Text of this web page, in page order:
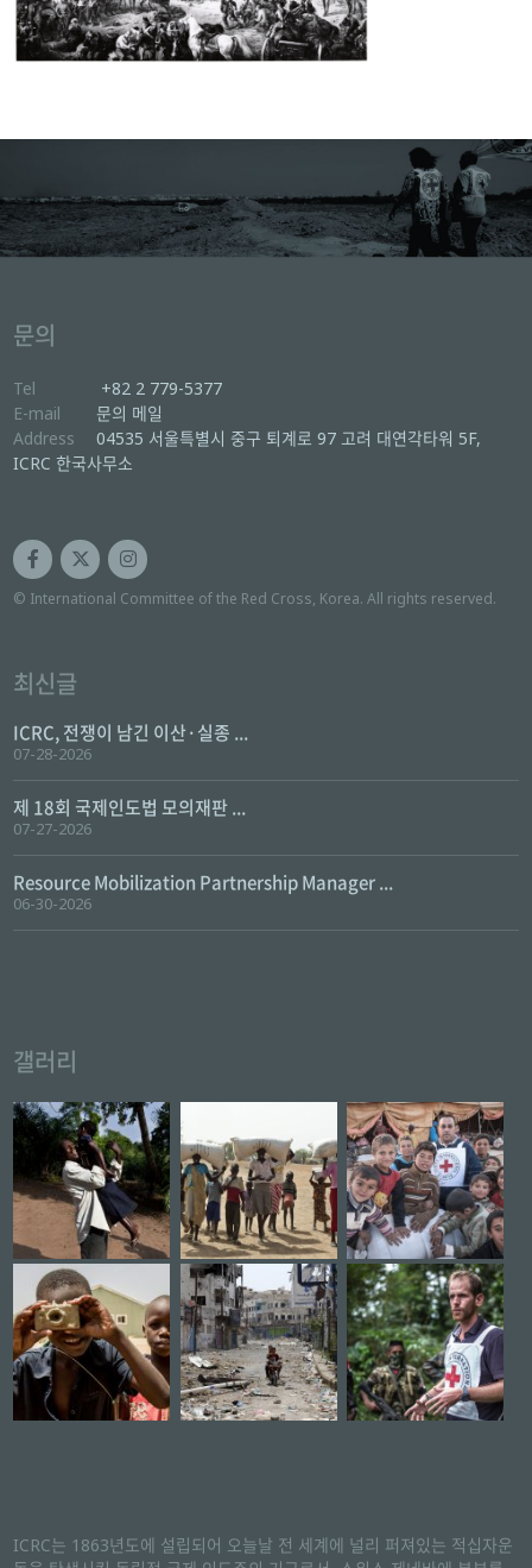
문의
Tel
+82 2 779-5377
E-mail
문의 메일
Address
04535 서울특별시 중구 퇴계로 97 고려 대연각타워 5F,
ICRC 한국사무소
© International Committee of the Red Cross, Korea. All rights reserved.
최신글
ICRC, 전쟁이 남긴 이산·실종 ...
07-28-2026
제 18회 국제인도법 모의재판 ...
07-27-2026
Resource Mobilization Partnership Manager ...
06-30-2026
갤러리
ICRC는 1863년도에 설립되어 오늘날 전 세계에 널리 퍼져있는 적십자운